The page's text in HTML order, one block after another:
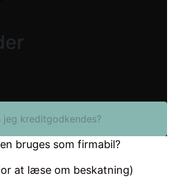
jeg kreditgodkendes?
bruges som firmabil?
at læse om beskatning)